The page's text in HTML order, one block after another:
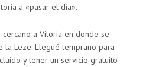
a «pasar el día».
a Vitoria en donde se
la Leze. Llegué temprano para
y tener un servicio gratuito